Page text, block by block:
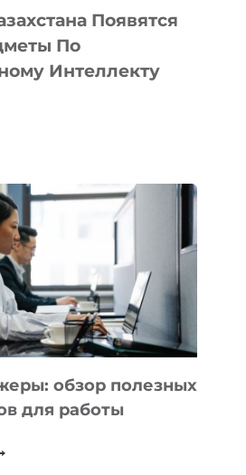
Появятся
По
Интеллекту
обзор полезных
для работы